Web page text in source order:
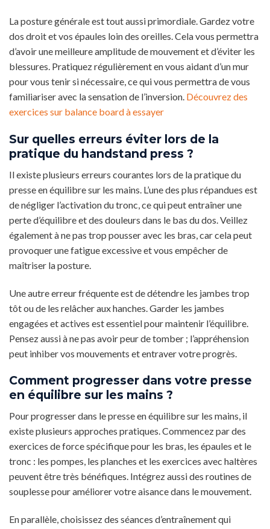
La posture générale est tout aussi primordiale. Gardez votre
dos droit et vos épaules loin des oreilles. Cela vous permettra
d’avoir une meilleure amplitude de mouvement et d’éviter les
blessures. Pratiquez régulièrement en vous aidant d’un mur
pour vous tenir si nécessaire, ce qui vous permettra de vous
familiariser avec la sensation de l’inversion. Découvrez des
exercices sur balance board à essayer
Sur quelles erreurs éviter lors de la
pratique du handstand press ?
Il existe plusieurs erreurs courantes lors de la pratique du
presse en équilibre sur les mains. L’une des plus répandues est
de négliger l’activation du tronc, ce qui peut entraîner une
perte d’équilibre et des douleurs dans le bas du dos. Veillez
également à ne pas trop pousser avec les bras, car cela peut
provoquer une fatigue excessive et vous empêcher de
maîtriser la posture.
Une autre erreur fréquente est de détendre les jambes trop
tôt ou de les relâcher aux hanches. Garder les jambes
engagées et actives est essentiel pour maintenir l’équilibre.
Pensez aussi à ne pas avoir peur de tomber ; l’appréhension
peut inhiber vos mouvements et entraver votre progrès.
Comment progresser dans votre presse
en équilibre sur les mains ?
Pour progresser dans le presse en équilibre sur les mains, il
existe plusieurs approches pratiques. Commencez par des
exercices de force spécifique pour les bras, les épaules et le
tronc : les pompes, les planches et les exercices avec haltères
peuvent être très bénéfiques. Intégrez aussi des routines de
souplesse pour améliorer votre aisance dans le mouvement.
En parallèle, choisissez des séances d’entraînement qui